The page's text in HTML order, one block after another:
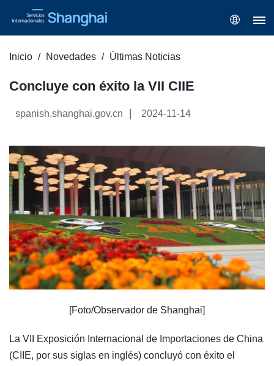
Inicio Novedades Últimas Noticias
Concluye con éxito la VII CIIE
spanish.shanghai.gov.cn 2024-11-14
[Foto/Observador de Shanghai]
La VII Exposición Internacional de Importaciones de China
(CIIE, por sus siglas en inglés) concluyó con éxito el